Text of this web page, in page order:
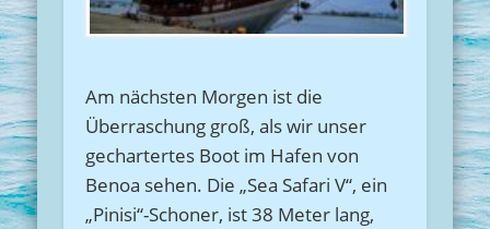
Am nächsten Morgen ist die
Überraschung groß, als wir unser
gechartertes Boot im Hafen von
Benoa sehen. Die „Sea Safari V“, ein
„Pinisi“-Schoner, ist 38 Meter lang,